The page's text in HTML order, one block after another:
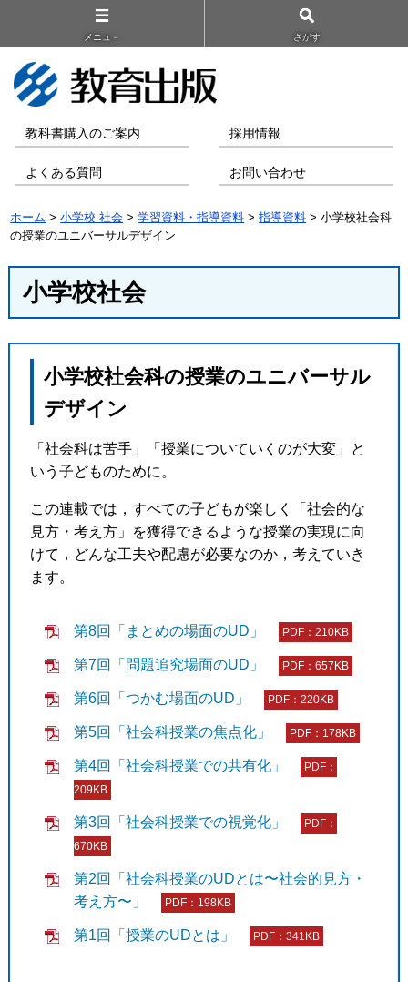
メニュ－ さがす
教科書購入のご案内 採用情報
よくある質問 お問い合わせ
ホーム >小学校 社会 >学習資料・指導資料 >指導資料 > 小学校社会科
の授業のユニバーサルデザイン
小学校社会
小学校社会科の授業のユニバーサル
デザイン
「社会科は苦手」「授業についていくのが大変」と
いう子どものために。
この連載では，すべての子どもが楽しく「社会的な
見方・考え方」を獲得できるような授業の実現に向
けて， どんな工夫や配慮が必要なのか，考えていき
ます。
第8回「まとめの場面のUD」 PDF：210KB
第7回「問題追究場面のUD」 PDF：657KB
第6回「つかむ場面のUD」 PDF：220KB
第5回「社会科授業の焦点化」 PDF：178KB
第4回「社会科授業での共有化」
PDF：
209KB
第3回「社会科授業での視覚化」
PDF：
670KB
第2回「社会科授業のUDとは〜社会的見方・
考え方〜」
PDF：198KB
第1回「授業のUDとは」 PDF：341KB